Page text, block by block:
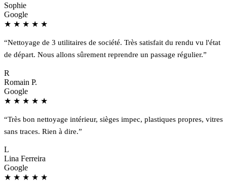
Sophie
Google
★ ★ ★ ★ ★
“Nettoyage de 3 utilitaires de société. Très satisfait du rendu vu l'état
de départ. Nous allons sûrement reprendre un passage régulier.”
R
Romain P.
Google
★ ★ ★ ★ ★
“Très bon nettoyage intérieur, sièges impec, plastiques propres, vitres
sans traces. Rien à dire.”
L
Lina Ferreira
Google
★ ★ ★ ★ ★